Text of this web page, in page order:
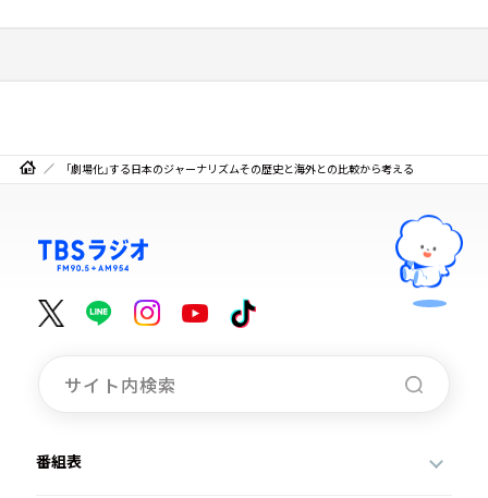
「劇場化」する日本のジャーナリズム――その歴史と海外との比較から考える
番組表